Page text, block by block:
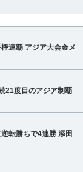
連覇 アジア大会金メ
21度目のアジア制覇
転勝ちで4連勝 添田